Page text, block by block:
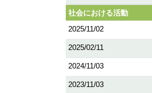
社会における活動
2025/11/02
2025/02/11
2024/11/03
2023/11/03